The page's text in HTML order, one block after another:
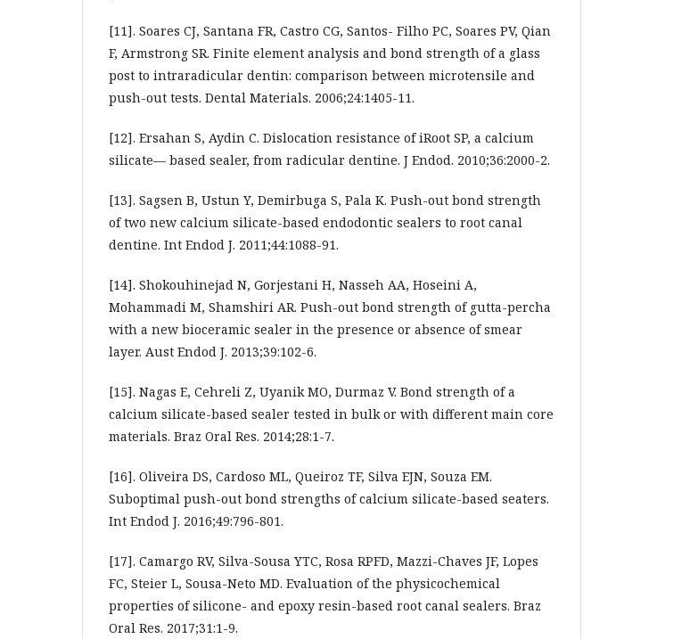
[11]. Soares CJ, Santana FR, Castro CG, Santos- Filho PC, Soares PV, Qian
F, Armstrong SR. Finite element analysis and bond strength of a glass
post to intraradicular dentin: comparison between microtensile and
push-out tests. Dental Materials. 2006;24:1405-11.
[12]. Ersahan S, Aydin C. Dislocation resistance of iRoot SP, a calcium
silicate— based sealer, from radicular dentine. J Endod. 2010;36:2000-2.
[13]. Sagsen B, Ustun Y, Demirbuga S, Pala K. Push-out bond strength
of two new calcium silicate-based endodontic sealers to root canal
dentine. Int Endod J. 2011;44:1088-91.
[14]. Shokouhinejad N, Gorjestani H, Nasseh AA, Hoseini A,
Mohammadi M, Shamshiri AR. Push-out bond strength of gutta-percha
with a new bioceramic sealer in the presence or absence of smear
layer. Aust Endod J. 2013;39:102-6.
[15]. Nagas E, Cehreli Z, Uyanik MO, Durmaz V. Bond strength of a
calcium silicate-based sealer tested in bulk or with different main core
materials. Braz Oral Res. 2014;28:1-7.
[16]. Oliveira DS, Cardoso ML, Queiroz TF, Silva EJN, Souza EM.
Suboptimal push-out bond strengths of calcium silicate-based seaters.
Int Endod J. 2016;49:796-801.
[17]. Camargo RV, Silva-Sousa YTC, Rosa RPFD, Mazzi-Chaves JF, Lopes
FC, Steier L, Sousa-Neto MD. Evaluation of the physicochemical
properties of silicone- and epoxy resin-based root canal sealers. Braz
Oral Res. 2017;31:1-9.